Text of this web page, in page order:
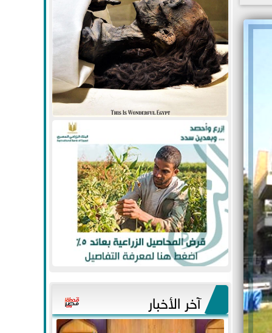
آخر الأخبار